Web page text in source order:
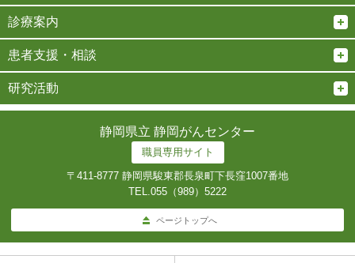
診療案内
患者支援・相談
研究活動
静岡県立 静岡がんセンター
職員専用サイト
〒411-8777 静岡県駿東郡長泉町下長窪1007番地
TEL.055（989）5222
ページトップへ